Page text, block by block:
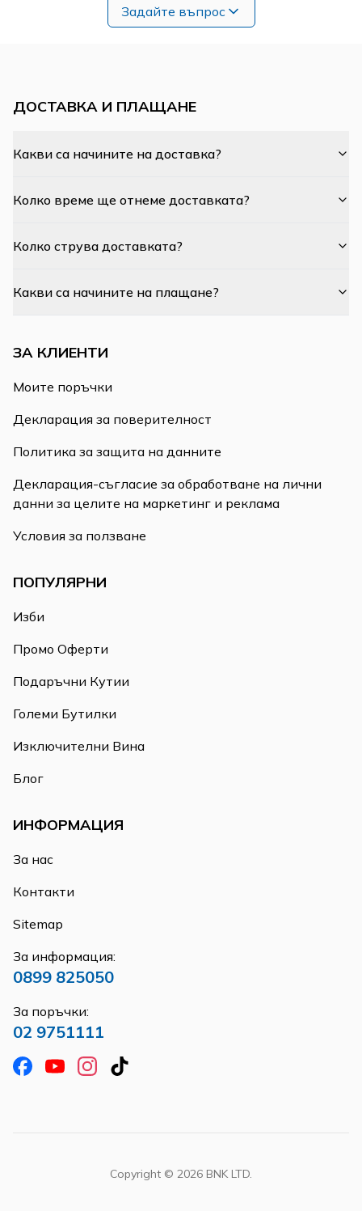
Задайте въпрос
ДОСТАВКА И ПЛАЩАНЕ
Какви са начините на доставка?
Колко време ще отнеме доставката?
Колко струва доставката?
Какви са начините на плащане?
ЗА КЛИЕНТИ
Моите поръчки
Декларация за поверителност
Политика за защита на данните
Декларация-съгласие за обработване на лични
данни за целите на маркетинг и реклама
Условия за ползване
ПОПУЛЯРНИ
Изби
Промо Оферти
Подаръчни Кутии
Големи Бутилки
Изключителни Вина
Блог
ИНФОРМАЦИЯ
За нас
Контакти
Sitemap
За информация:
0899 825050
За поръчки:
02 9751111
Copyright © 2026 BNK LTD.